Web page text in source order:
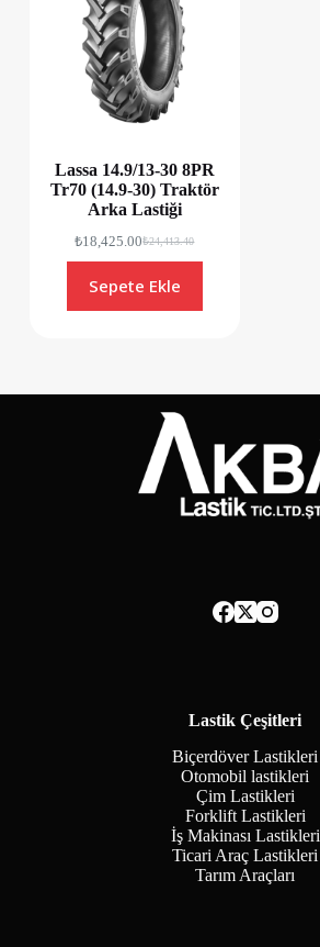
Lassa 14.9/13-30 8PR
Tr70 (14.9-30) Traktör
Arka Lastiği
₺24,413.40
₺18,425.00
Sepete Ekle
Lastik Çeşitleri
Biçerdöver Lastikleri
Otomobil lastikleri
Çim Lastikleri
Forklift Lastikleri
İş Makinası Lastikleri
Ticari Araç Lastikleri
Tarım Araçları